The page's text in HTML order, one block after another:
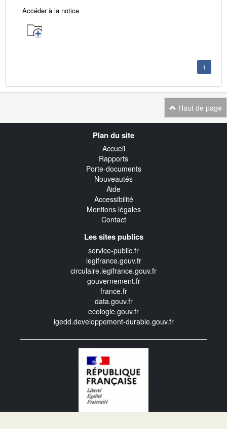
Accéder à la notice
1
Haut de page
Plan du site
Accueil
Rapports
Porte-documents
Nouveautés
Aide
Accessibilité
Mentions légales
Contact
Les sites publics
service-public.fr
legifrance.gouv.fr
circulaire.legifrance.gouv.fr
gouvernement.fr
france.fr
data.gouv.fr
ecologie.gouv.fr
igedd.developpement-durable.gouv.fr